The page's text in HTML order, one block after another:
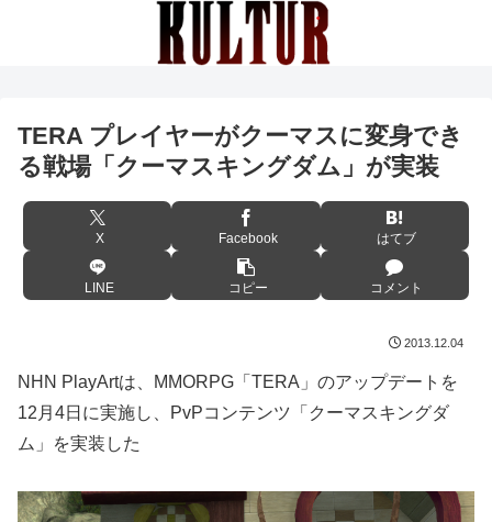
TERA プレイヤーがクーマスに変身でき
る戦場「クーマスキングダム」が実装
X Facebook はてブ
LINE コピー コメント
2013.12.04
NHN PlayArtは、MMORPG「TERA」のアップデートを
12月4日に実施し、PvPコンテンツ「クーマスキングダ
ム」を実装した